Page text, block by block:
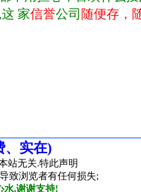
、实在)
站无关.特此声明
致浏览者有任何损失;
水,谢谢支持!